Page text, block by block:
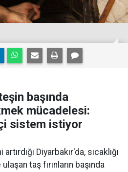
başında
mücadelesi:
sistem istiyor
Diyarbakır'da, sıcaklığı
taş fırınların başında